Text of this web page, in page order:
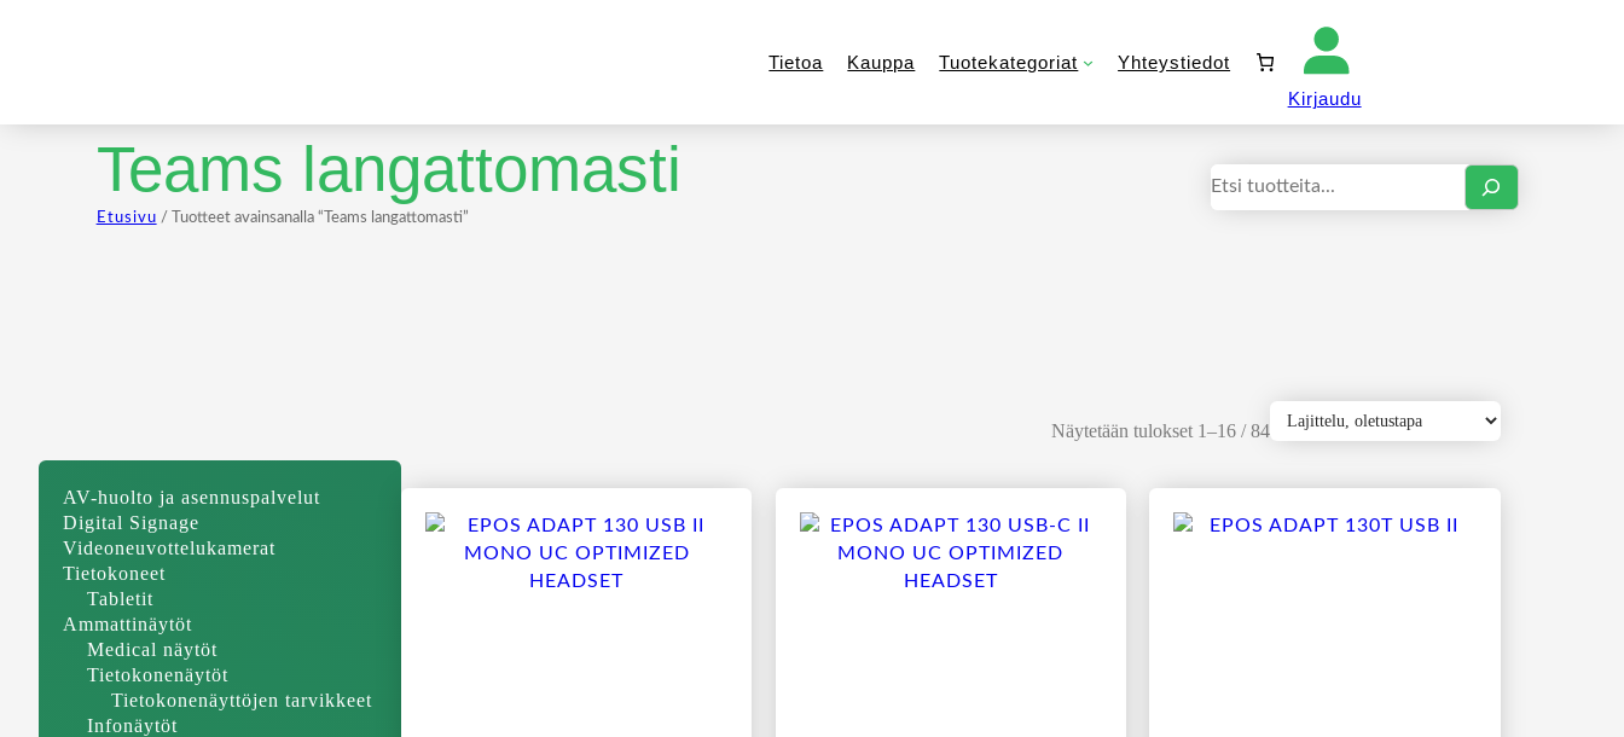
Tietoa Kauppa Tuotekategoriat
Yhteystiedot
Kirjaudu
Teams langattomasti
Etusivu / Tuotteet avainsanalla “Teams langattomasti”
Haku
Näytetään tulokset 1–16 / 84
AV-huolto ja asennuspalvelut
Digital Signage
Videoneuvottelukamerat
Tietokoneet
Tabletit
Ammattinäytöt
Medical näytöt
Tietokonenäytöt
Tietokonenäyttöjen tarvikkeet
Infonäytöt